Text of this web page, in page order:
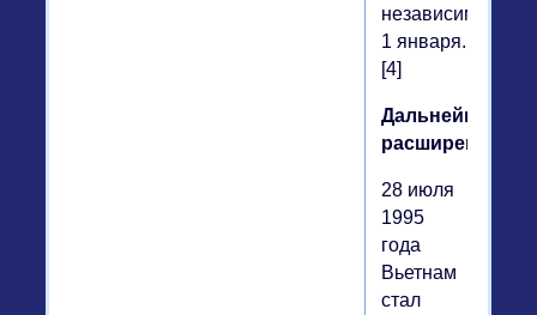
независимости
1 января.
[4]
Дальнейшее
расширение
28 июля
1995
года
Вьетнам
стал